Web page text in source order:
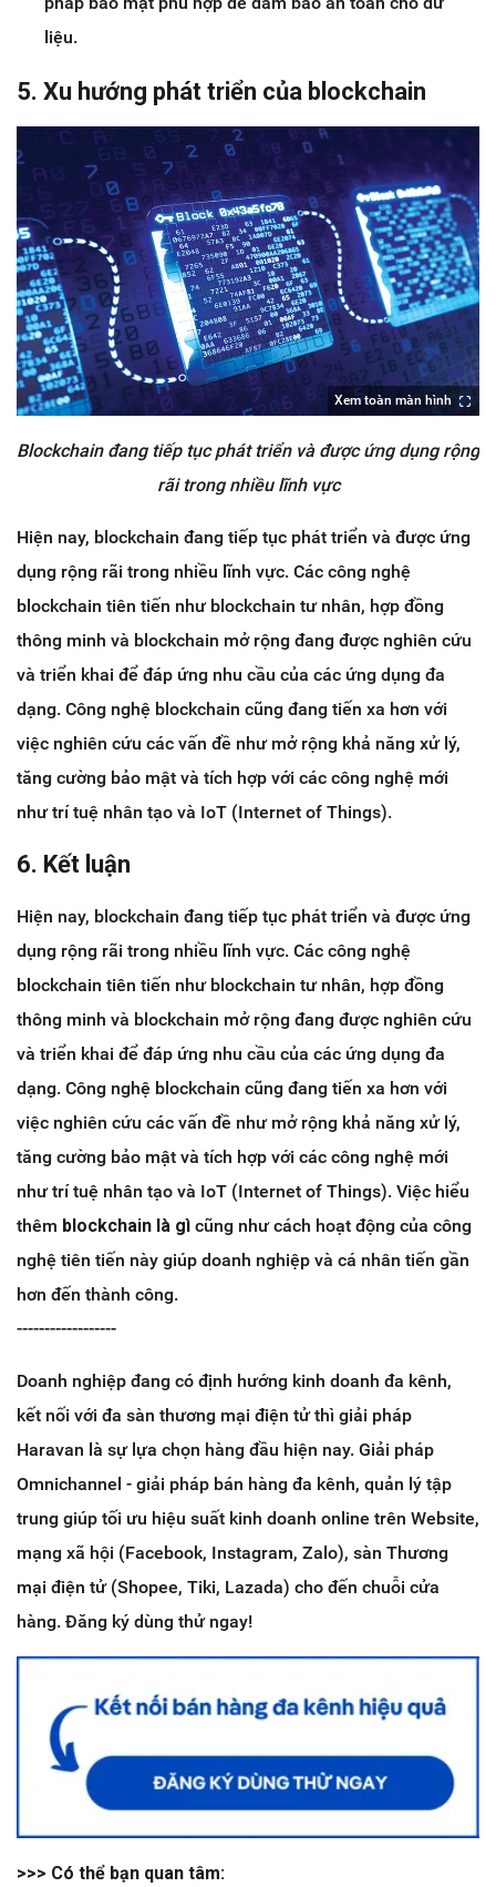
liệu.
5. Xu hướng phát triển của blockchain
Xem toàn màn hình
Blockchain đang tiếp tục phát triển và được ứng dụng rộng
rãi trong nhiều lĩnh vực
Hiện nay, blockchain đang tiếp tục phát triển và được ứng
dụng rộng rãi trong nhiều lĩnh vực. Các công nghệ
blockchain tiên tiến như blockchain tư nhân, hợp đồng
thông minh và blockchain mở rộng đang được nghiên cứu
và triển khai để đáp ứng nhu cầu của các ứng dụng đa
dạng. Công nghệ blockchain cũng đang tiến xa hơn với
việc nghiên cứu các vấn đề như mở rộng khả năng xử lý,
tăng cường bảo mật và tích hợp với các công nghệ mới
như trí tuệ nhân tạo và IoT (Internet of Things).
6. Kết luận
Hiện nay, blockchain đang tiếp tục phát triển và được ứng
dụng rộng rãi trong nhiều lĩnh vực. Các công nghệ
blockchain tiên tiến như blockchain tư nhân, hợp đồng
thông minh và blockchain mở rộng đang được nghiên cứu
và triển khai để đáp ứng nhu cầu của các ứng dụng đa
dạng. Công nghệ blockchain cũng đang tiến xa hơn với
việc nghiên cứu các vấn đề như mở rộng khả năng xử lý,
tăng cường bảo mật và tích hợp với các công nghệ mới
như trí tuệ nhân tạo và IoT (Internet of Things). Việc hiểu
thêm blockchain là gì cũng như cách hoạt động của công
nghệ tiên tiến này giúp doanh nghiệp và cá nhân tiến gần
hơn đến thành công.
------------------
Doanh nghiệp đang có định hướng kinh doanh đa kênh,
kết nối với đa sàn thương mại điện tử thì giải pháp
Haravan là sự lựa chọn hàng đầu hiện nay. Giải pháp
Omnichannel - giải pháp bán hàng đa kênh, quản lý tập
trung giúp tối ưu hiệu suất kinh doanh online trên Website,
mạng xã hội (Facebook, Instagram, Zalo), sàn Thương
mại điện tử (Shopee, Tiki, Lazada) cho đến chuỗi cửa
hàng. Đăng ký dùng thử ngay!
>>> Có thể bạn quan tâm: